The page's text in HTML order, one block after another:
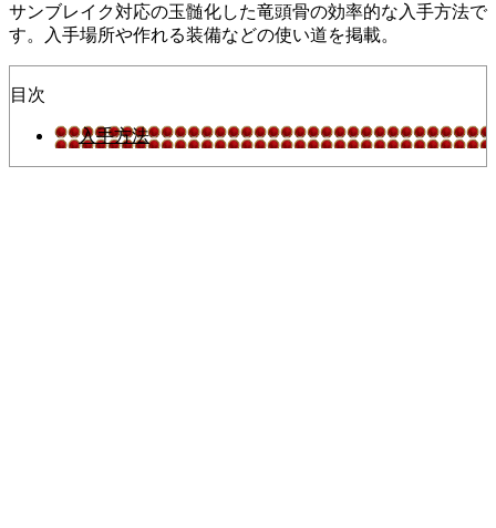
サンブレイク対応の玉髄化した竜頭骨の効率的な入手方法で
す。入手場所や作れる装備などの使い道を掲載。
目次
入手方法